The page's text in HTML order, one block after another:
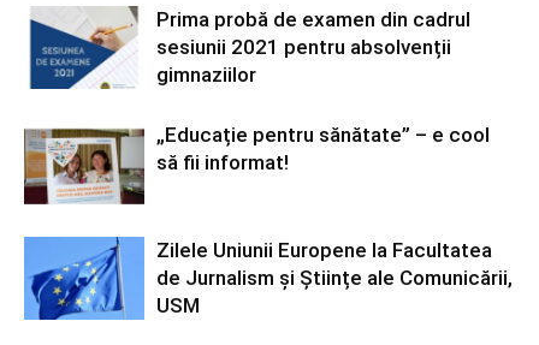
Prima probă de examen din cadrul
sesiunii 2021 pentru absolvenții
gimnaziilor
„Educație pentru sănătate” – e cool
să fii informat!
Zilele Uniunii Europene la Facultatea
de Jurnalism și Științe ale Comunicării,
USM